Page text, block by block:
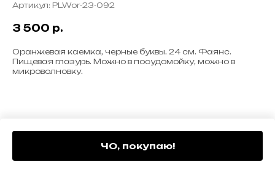
Артикул: PLWor-23-092
3 500 р.
ЧО, покупаю!
Оранжевая каемка, черные буквы. 24 см. Фаянс.
Пищевая глазурь. Можно в посудомойку, можно в
микроволновку.